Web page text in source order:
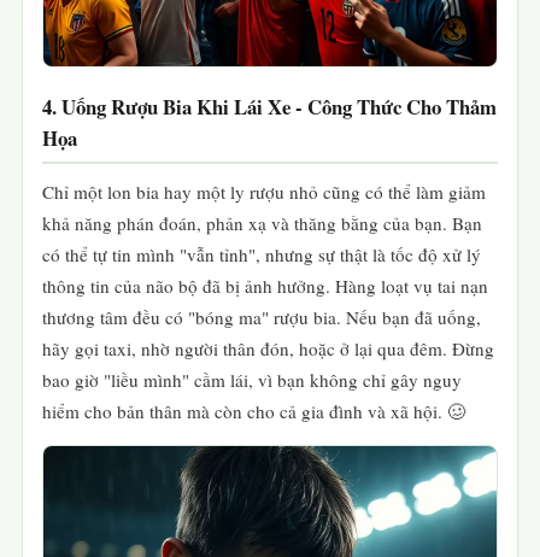
4. Uống Rượu Bia Khi Lái Xe - Công Thức Cho Thảm
Họa
Chỉ một lon bia hay một ly rượu nhỏ cũng có thể làm giảm
khả năng phán đoán, phản xạ và thăng bằng của bạn. Bạn
có thể tự tin mình "vẫn tỉnh", nhưng sự thật là tốc độ xử lý
thông tin của não bộ đã bị ảnh hưởng. Hàng loạt vụ tai nạn
thương tâm đều có "bóng ma" rượu bia. Nếu bạn đã uống,
hãy gọi taxi, nhờ người thân đón, hoặc ở lại qua đêm. Đừng
bao giờ "liều mình" cầm lái, vì bạn không chỉ gây nguy
hiểm cho bản thân mà còn cho cả gia đình và xã hội. 🥴